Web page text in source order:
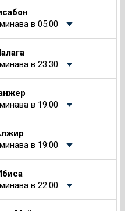
в 05:00
в 23:30
в 19:00
в 19:00
в 22:00